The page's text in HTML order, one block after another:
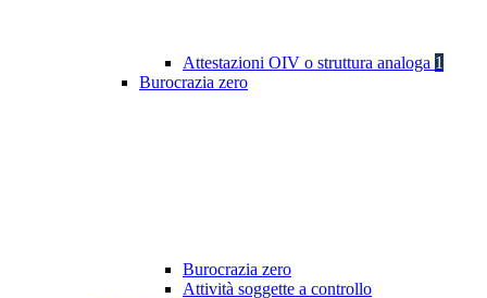
Attestazioni OIV o struttura analoga 1
Burocrazia zero
Burocrazia zero
Attività soggette a controllo